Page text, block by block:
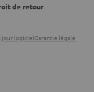
de retour
jour logicielGarantie légale